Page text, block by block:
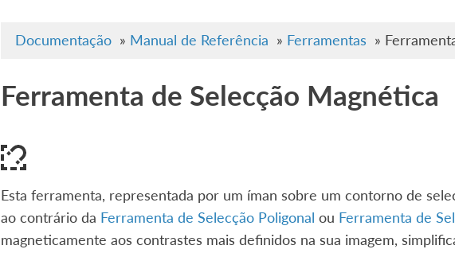
Documentação » Manual de Referência » Ferramentas »
Ferramenta de Selecção Magnética
Esta ferramenta, representada por um íman sobre um contorno de
ao contrário da Ferramenta de Selecção Poligonal ou Ferramenta de
magneticamente aos contrastes mais definidos na sua imagem,